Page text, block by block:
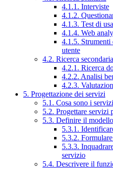
4.1.1. Interviste
4.1.2.
4.1.3. Test di
4.1.4. Web
4.1.5. Strumenti
utente
4.2. Ricerca secondaria
4.2.1. Ricerca
4.2.2. Analisi
4.2.3.
5. Progettazione dei servizi
5.1. Cosa sono i
5.2. Progettare servizi
5.3. Definire il
5.3.1.
5.3.2.
5.3.3.
servizio
5.4. Descrivere il